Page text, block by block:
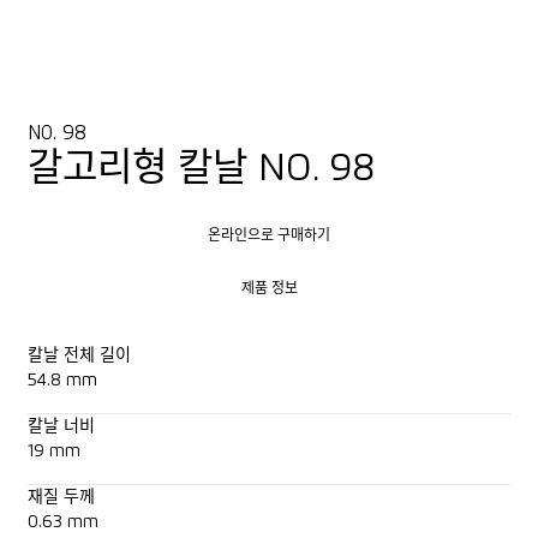
NO. 98
갈고리형 칼날 NO. 98
온라인으로 구매하기
제품 정보
칼날 전체 길이
54.8 mm
칼날 너비
19 mm
재질 두께
0.63 mm